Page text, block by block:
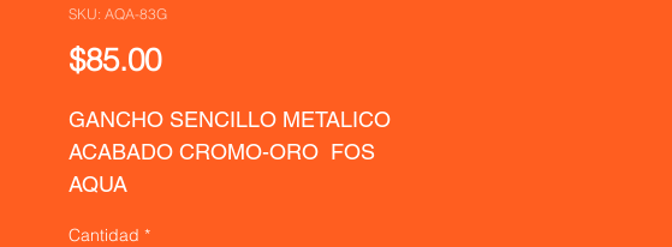
SKU: AQA-83G
$85.00Precio
GANCHO SENCILLO METALICO
ACABADO CROMO-ORO  FOS
AQUA
Cantidad *